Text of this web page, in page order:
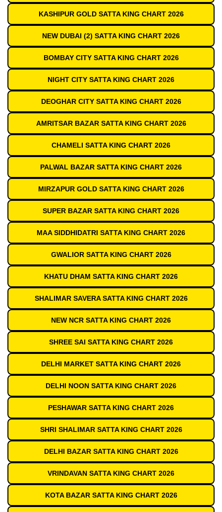
KASHIPUR GOLD SATTA KING CHART 2026
NEW DUBAI (2) SATTA KING CHART 2026
BOMBAY CITY SATTA KING CHART 2026
NIGHT CITY SATTA KING CHART 2026
DEOGHAR CITY SATTA KING CHART 2026
AMRITSAR BAZAR SATTA KING CHART 2026
CHAMELI SATTA KING CHART 2026
PALWAL BAZAR SATTA KING CHART 2026
MIRZAPUR GOLD SATTA KING CHART 2026
SUPER BAZAR SATTA KING CHART 2026
MAA SIDDHIDATRI SATTA KING CHART 2026
GWALIOR SATTA KING CHART 2026
KHATU DHAM SATTA KING CHART 2026
SHALIMAR SAVERA SATTA KING CHART 2026
NEW NCR SATTA KING CHART 2026
SHREE SAI SATTA KING CHART 2026
DELHI MARKET SATTA KING CHART 2026
DELHI NOON SATTA KING CHART 2026
PESHAWAR SATTA KING CHART 2026
SHRI SHALIMAR SATTA KING CHART 2026
DELHI BAZAR SATTA KING CHART 2026
VRINDAVAN SATTA KING CHART 2026
KOTA BAZAR SATTA KING CHART 2026